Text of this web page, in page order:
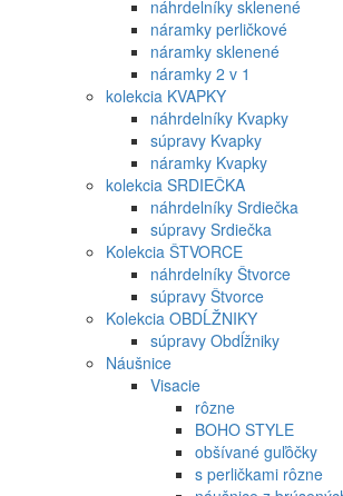
náhrdelníky sklenené
náramky perličkové
náramky sklenené
náramky 2 v 1
kolekcia KVAPKY
náhrdelníky Kvapky
súpravy Kvapky
náramky Kvapky
kolekcia SRDIEČKA
náhrdelníky Srdiečka
súpravy Srdiečka
Kolekcia ŠTVORCE
náhrdelníky Štvorce
súpravy Štvorce
Kolekcia OBDĹŽNIKY
súpravy Obdĺžniky
Náušnice
Visacie
rôzne
BOHO STYLE
obšívané guľôčky
s perličkami rôzne